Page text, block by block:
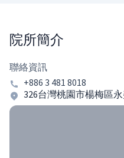
院所簡介
聯絡資訊
+886 3 481 8018
326台灣桃園市楊梅區